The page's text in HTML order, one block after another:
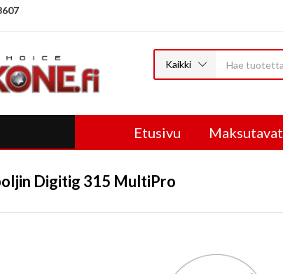
Kaikki
Etusivu Maksutavat
Digitig 315 MultiPro